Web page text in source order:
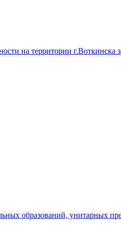
на территории г.Воткинска
образований, унитарных